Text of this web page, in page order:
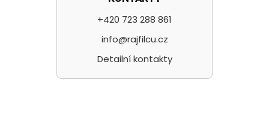
+420 723 288 861
info@rajfilcu.cz
Detailní kontakty